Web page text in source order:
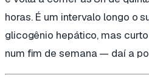
horas. É um intervalo longo o
glicogênio hepático, mas
num fim de semana — daí a